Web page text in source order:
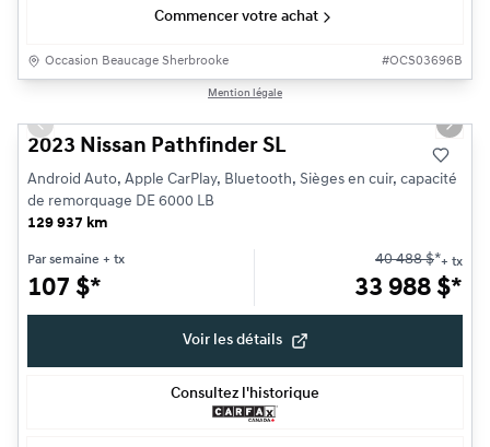
Commencer votre achat
Occasion Beaucage Sherbrooke #OCS03696B
Mention légale
Previous slide Next
2023 Nissan Pathfinder SL
Android Auto, Apple CarPlay, Bluetooth, Sièges en cuir, capacité
de remorquage DE 6000 LB
129 937 km
Par semaine + tx
107 $*
40 488$*+ tx
33 988 $*
Voir les détails
Consultez l'historique